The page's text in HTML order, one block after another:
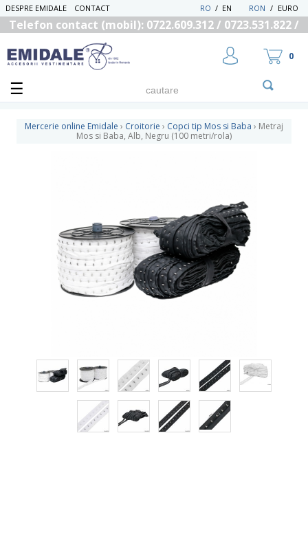
DESPRE EMIDALE CONTACT RON / EURO
EN
/
RO
Telefon contact (mobil): 0722.609.312 / 0723.531.822 /
0
Mercerie online Emidale › Croitorie › Copci tip Mos si Baba › Metraj
Mos si Baba, Alb, Negru (100 metri/rola)